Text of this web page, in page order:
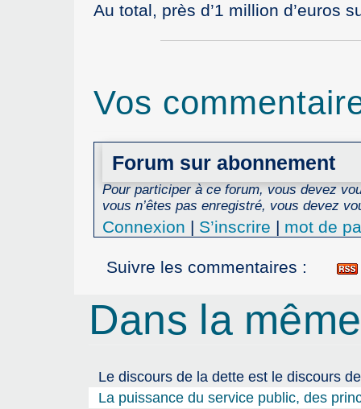
Au total, près d’1 million d’euros
Vos
Forum sur abonnement
Pour participer à ce forum, vous devez
vous n’êtes pas enregistré, vous devez
Connexion | S’inscrire | mot de
Suivre les commentaires :
Dans la
Le discours de la dette est le discours
La puissance du service public, des